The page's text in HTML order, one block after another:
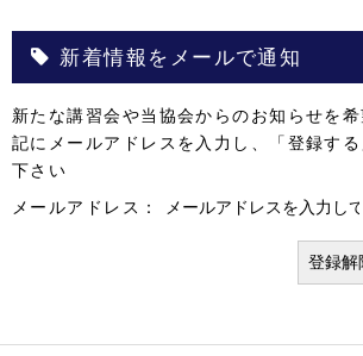
新着情報をメールで通知
新たな講習会や当協会からのお知らせを
記にメールアドレスを入力し、「登録す
下さい
メールアドレス：